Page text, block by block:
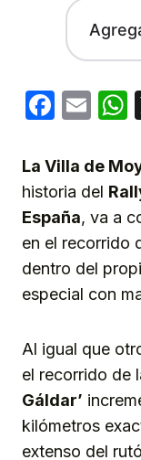
La Villa de
historia del
España, va a
en el recorrido
dentro del
especial con
Al igual que
el recorrido de
Gáldar’
kilómetros
extenso del